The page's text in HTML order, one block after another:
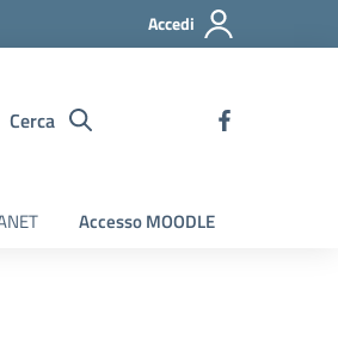
Accedi
Cerca
Accesso MOODLE